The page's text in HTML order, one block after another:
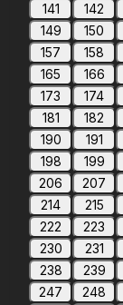
141
142
149
150
157
158
165
166
173
174
181
182
190
191
198
199
206
207
214
215
222
223
230
231
238
239
247
248